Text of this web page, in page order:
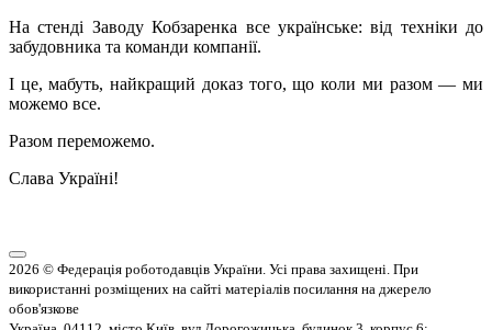
На стенді Заводу Кобзаренка все українське: від техніки до
забудовника та команди компанії.
І це, мабуть, найкращий доказ того, що коли ми разом — ми
можемо все.
Разом переможемо.
Слава Україні!
2026 © Федерація роботодавців України. Усі права захищені. При
використанні розміщених на сайті матеріалів посилання на джерело
обов'язкове